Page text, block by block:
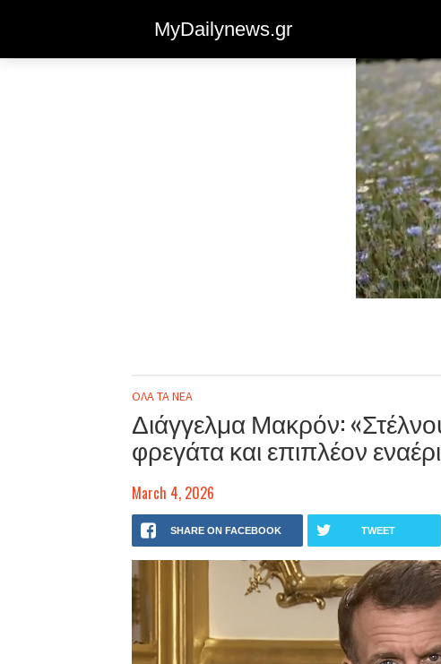
MyDailynews.gr
ΟΛΑ ΤΑ ΝΕΑ
Διάγγελμα Μακρόν:
φρεγάτα και επιπλέον
March 4, 2026
SHARE ON FACEBOOK TWEET